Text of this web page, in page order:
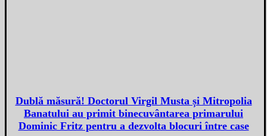
Dublă măsură! Doctorul Virgil Musta și Mitropolia
Banatului au primit binecuvântarea primarului
Dominic Fritz pentru a dezvolta blocuri între case